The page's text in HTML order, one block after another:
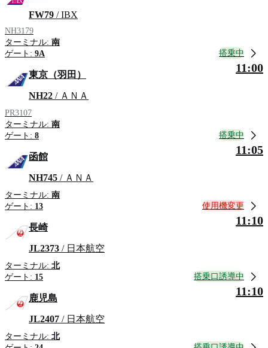
FW79 / IBX
NH3179
ターミナル: 南
ゲート: 9A 搭乗中
東京（羽田）
NH22 / ＡＮＡ
PR3107
ターミナル: 南
ゲート: 8
11:00
搭乗中
函館
NH745 / ＡＮＡ
ターミナル: 南
ゲート: 13
11:05
使用機変更
長崎
JL2373 / 日本航空
ターミナル: 北
ゲート: 15
11:10
搭乗口誘導中
鹿児島
JL2407 / 日本航空
ターミナル: 北
11:10